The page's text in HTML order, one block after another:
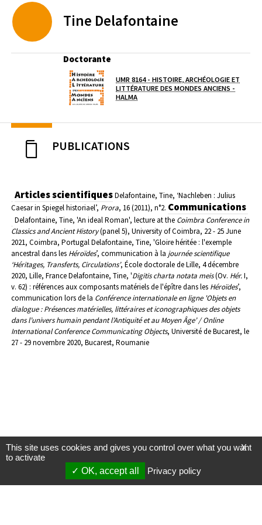
Tine Delafontaine
Doctorante
Laboratoire / équipe
UMR 8164 - HISTOIRE, ARCHÉOLOGIE ET
LITTÉRATURE DES MONDES ANCIENS -
HALMA(OUVERTURE DANS UNE NOUVELLE
PUBLICATIONS
Articles scientifiquesDelafontaine, Tine, ‘Nachleben : Julius
Caesar in Spiegel historiael’, Prora, 16 (2011), n°2. Communications
Delafontaine, Tine, 'An ideal Roman', lecture at the Coimbra Conference in
Classics and Ancient History(panel 5), University of Coimbra, 22 - 25 June
2021, Coimbra, PortugalDelafontaine, Tine, 'Gloire héritée : l'exemple
ancestral dans les Héroïdes’, communication à la journée scientifique
‘Héritages, Transferts, Circulations’, École doctorale de Lille, 4 décembre
2020, Lille, FranceDelafontaine, Tine, 'Digitis charta notata meis(Ov. Hér.I,
v. 62) : références aux composants matériels de l'épître dans les Héroïdes’,
communication lors de la Conférence internationale en ligne 'Objets en
dialogue : Présences matérielles, littéraires et iconographiques des objets
dans l’univers humain pendant l’Antiquité et au Moyen Âge’ / Online
International Conference Communicating Objects, Université de Bucarest, le
27 - 29 novembre 2020, Bucarest, Roumanie
X
This site uses cookies and gives you control over what you want
to activate
OK, accept all
Privacy policy